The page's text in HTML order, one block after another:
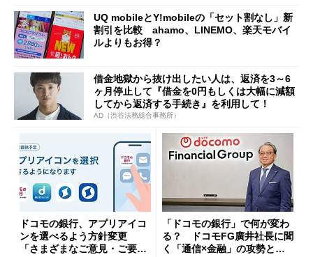
UQ mobileとY!mobileの「セット割なし」新
割引を比較 ahamo、LINEMO、楽天モバイ
ルよりもお得？
借金地獄から抜け出したい人は、返済を3～6
ヶ月停止して『借金を0円もしくは大幅に減額
してから返済する手続き』を利用して！
AD（渋谷法務総合事務所）
ドコモの銀行、アプリアイコ
ンを選べるよう方針変更
「さまざまなご意見・ご要望
「ドコモの銀行」で何が変わ
る？ ドコモFG廣井社長に聞
く「通信×金融」の攻勢とグ